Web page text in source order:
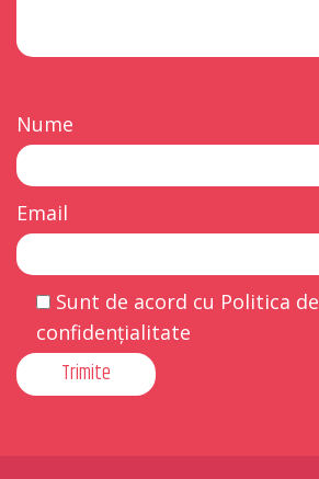
Nume
Email
Sunt de acord cu Politica de
confidențialitate